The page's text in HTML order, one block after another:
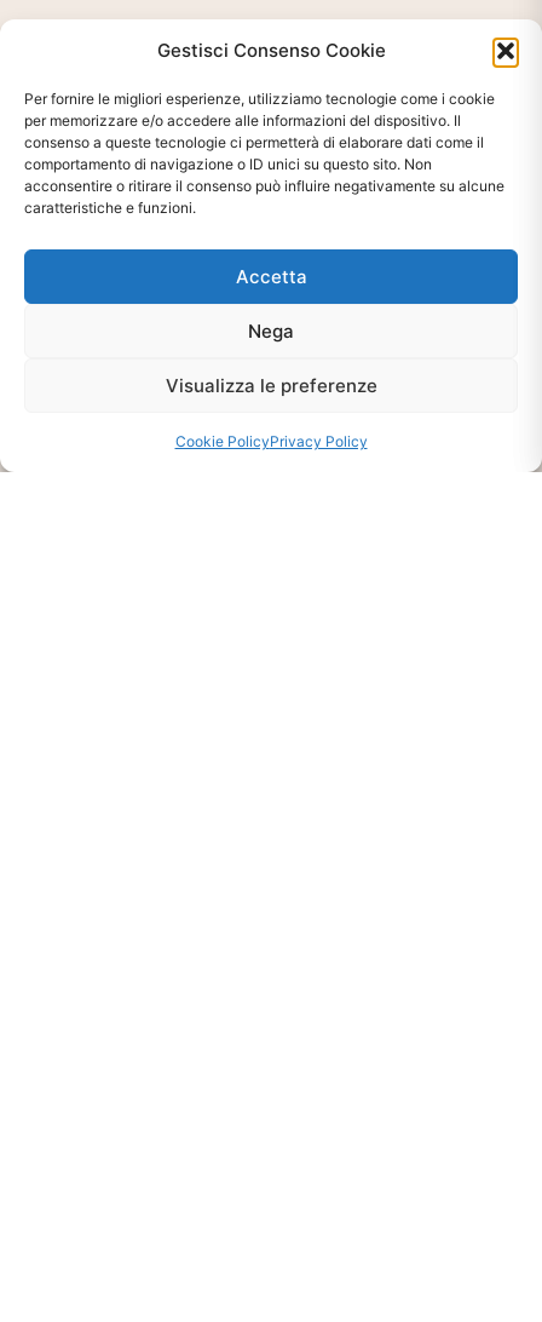
Gestisci Consenso Cookie
Per fornire le migliori esperienze, utilizziamo tecnologie come i cookie
per memorizzare e/o accedere alle informazioni del dispositivo. Il
consenso a queste tecnologie ci permetterà di elaborare dati come il
comportamento di navigazione o ID unici su questo sito. Non
acconsentire o ritirare il consenso può influire negativamente su alcune
caratteristiche e funzioni.
Accetta
Nega
Visualizza le preferenze
Cookie PolicyPrivacy Policy
Chiedi Informazioni E
Disponibilità Sul Prodotto